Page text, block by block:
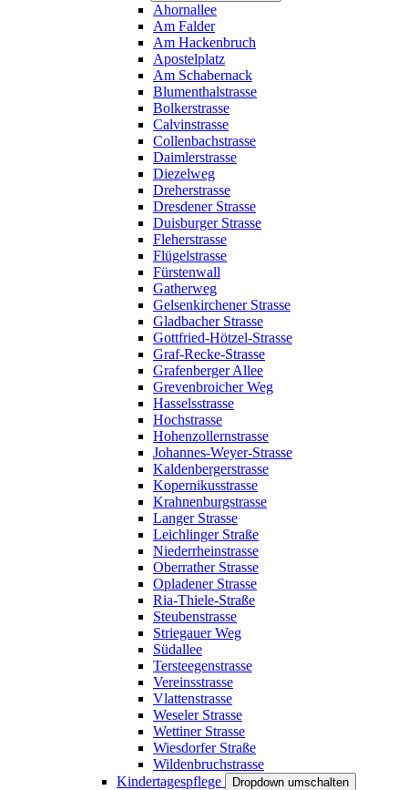
Ahornallee
Am Falder
Am Hackenbruch
Apostelplatz
Am Schabernack
Blumenthalstrasse
Bolkerstrasse
Calvinstrasse
Collenbachstrasse
Daimlerstrasse
Diezelweg
Dreherstrasse
Dresdener Strasse
Duisburger Strasse
Fleherstrasse
Flügelstrasse
Fürstenwall
Gatherweg
Gelsenkirchener Strasse
Gladbacher Strasse
Gottfried-Hötzel-Strasse
Graf-Recke-Strasse
Grafenberger Allee
Grevenbroicher Weg
Hasselsstrasse
Hochstrasse
Hohenzollernstrasse
Johannes-Weyer-Strasse
Kaldenbergerstrasse
Kopernikusstrasse
Krahnenburgstrasse
Langer Strasse
Leichlinger Straße
Niederrheinstrasse
Oberrather Strasse
Opladener Strasse
Ria-Thiele-Straße
Steubenstrasse
Striegauer Weg
Südallee
Tersteegenstrasse
Vereinsstrasse
Vlattenstrasse
Weseler Strasse
Wettiner Strasse
Wiesdorfer Straße
Wildenbruchstrasse
Kindertagespflege
Dropdown umschalten